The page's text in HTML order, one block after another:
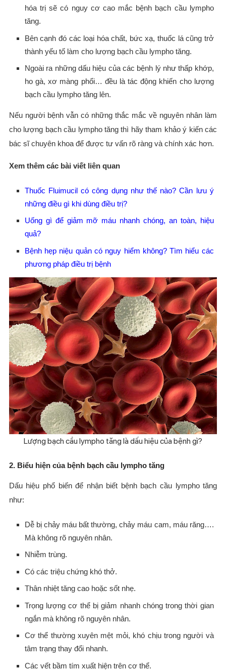
hóa trị sẽ có nguy cơ cao mắc bệnh bạch cầu lympho
tăng.
Bên cạnh đó các loại hóa chất, bức xạ, thuốc lá cũng trở
thành yếu tố làm cho lượng bạch cầu lympho tăng.
Ngoài ra những dấu hiệu của các bệnh lý như thấp khớp,
ho gà, xơ màng phổi… đều là tác động khiến cho lượng
bạch cầu lympho tăng lên.
Nếu người bệnh vẫn có những thắc mắc về nguyên nhân làm
cho lượng bạch cầu lympho tăng thì hãy tham khảo ý kiến các
bác sĩ chuyên khoa để được tư vấn rõ ràng và chính xác hơn.
Xem thêm các bài viết liên quan
Thuốc Fluimucil có công dụng như thế nào? Cần lưu ý
những điều gì khi dùng điều trị?
Uống gì để giảm mỡ máu nhanh chóng, an toàn, hiệu
quả?
Bệnh hẹp niệu quản có nguy hiểm không? Tìm hiểu các
phương pháp điều trị bệnh
Lượng bạch cầu lympho tăng là dấu hiệu của bệnh gì?
2. Biểu hiện của bệnh bạch cầu lympho tăng
Dấu hiệu phổ biến để nhận biết bệnh bạch cầu lympho tăng
như:
Dễ bị chảy máu bất thường, chảy máu cam, máu răng….
Mà không rõ nguyên nhân.
Nhiễm trùng.
Có các triệu chứng khó thở.
Thân nhiệt tăng cao hoặc sốt nhẹ.
Trọng lượng cơ thể bị giảm nhanh chóng trong thời gian
ngắn mà không rõ nguyên nhân.
Cơ thể thường xuyên mệt mỏi, khó chịu trong người và
tâm trạng thay đổi nhanh.
Các vết bầm tím xuất hiện trên cơ thể.